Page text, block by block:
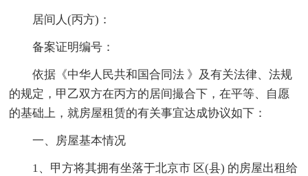
居间人(丙方)：
备案证明编号：
依据《中华人民共和国合同法 》及有关法律、法规
的规定，甲乙双方在丙方的居间撮合下，在平等、自愿
的基础上，就房屋租赁的有关事宜达成协议如下：
一、房屋基本情况
1、甲方将其拥有坐落于北京市 区(县) 的房屋出租给